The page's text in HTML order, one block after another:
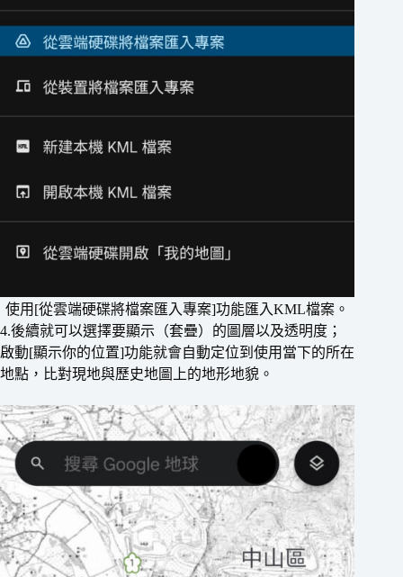
使用[從雲端硬碟將檔案匯入專案]功能匯入KML檔案。
4.後續就可以選擇要顯示（套疊）的圖層以及透明度；
啟動[顯示你的位置]功能就會自動定位到使用當下的所在
地點，比對現地與歷史地圖上的地形地貌。